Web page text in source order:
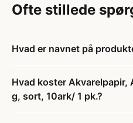
Ofte stillede
Hvad er navnet på
Hvad koster
g, sort, 10ark/ 1 pk.?